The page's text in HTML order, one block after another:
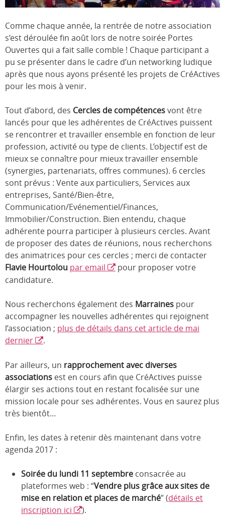
Comme chaque année, la rentrée de notre association
s’est déroulée fin août lors de notre soirée Portes
Ouvertes qui a fait salle comble ! Chaque participant a
pu se présenter dans le cadre d’un networking ludique
après que nous ayons présenté les projets de CréActives
pour les mois à venir.
Tout d’abord, des Cercles de compétencesvont être
lancés pour que les adhérentes de CréActives puissent
se rencontrer et travailler ensemble en fonction de leur
profession, activité ou type de clients. L’objectif est de
mieux se connaître pour mieux travailler ensemble
(synergies, partenariats, offres communes). 6 cercles
sont prévus : Vente aux particuliers, Services aux
entreprises, Santé/Bien-être,
Communication/Evénementiel/Finances,
Immobilier/Construction. Bien entendu, chaque
adhérente pourra participer à plusieurs cercles. Avant
de proposer des dates de réunions, nous recherchons
des animatrices pour ces cercles ; merci de contacter
Flavie Hourtolou par email
pour proposer votre
candidature.
Nous recherchons également des Marraines pour
accompagner les nouvelles adhérentes qui rejoignent
l’association ; plus de détails dans cet article de mai
dernier
.
Par ailleurs, un rapprochement avec diverses
associations est en cours afin que CréActives puisse
élargir ses actions tout en restant focalisée sur une
mission locale pour ses adhérentes. Vous en saurez plus
très bientôt…
Enfin, les dates à retenir dès maintenant dans votre
agenda 2017 :
Soirée du lundi 11 septembre consacrée au
plateformes web : “Vendre plus grâce aux sites de
mise en relation et places de marché” (détails et
inscription ici
).